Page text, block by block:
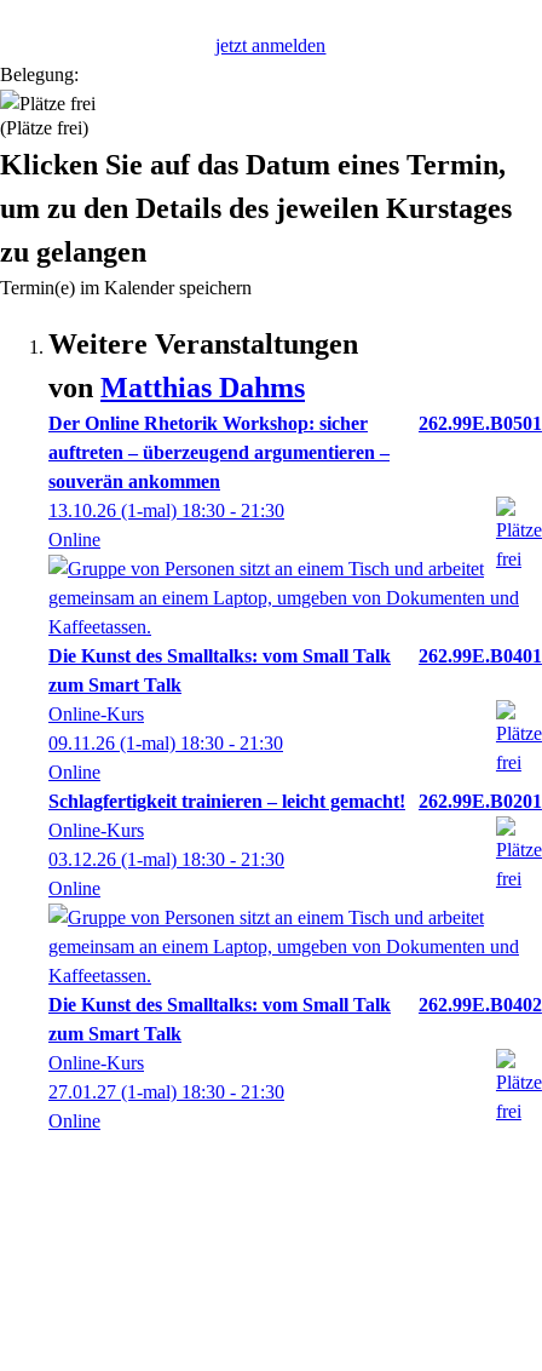
jetzt anmelden
Belegung:
(Plätze frei)
Klicken Sie auf das Datum eines Termin,
um zu den Details des jeweilen Kurstages
zu gelangen
Termin(e) im Kalender speichern
Weitere Veranstaltungen
von Matthias Dahms
Der Online Rhetorik Workshop: sicher
auftreten – überzeugend argumentieren –
souverän ankommen
262.99E.B0501
13.10.26 (1-mal) 18:30 - 21:30
Online
Die Kunst des Smalltalks: vom Small Talk
zum Smart Talk
262.99E.B0401
Online-Kurs
09.11.26 (1-mal) 18:30 - 21:30
Online
Schlagfertigkeit trainieren – leicht gemacht!
262.99E.B0201
Online-Kurs
03.12.26 (1-mal) 18:30 - 21:30
Online
Die Kunst des Smalltalks: vom Small Talk
zum Smart Talk
262.99E.B0402
Online-Kurs
27.01.27 (1-mal) 18:30 - 21:30
Online